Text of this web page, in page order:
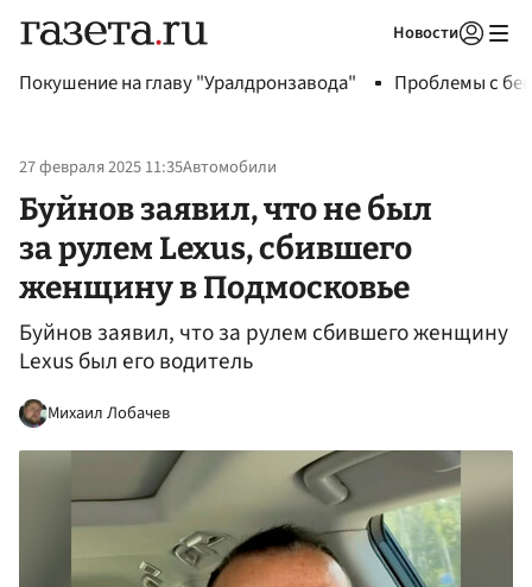
Новости
Покушение на главу "Уралдронзавода" Проблемы с
27 февраля 2025 11:35Автомобили
Буйнов заявил, что не был
за рулем Lexus, сбившего
женщину в Подмосковье
Буйнов заявил, что за рулем сбившего женщину
Lexus был его водитель
Михаил Лобачев